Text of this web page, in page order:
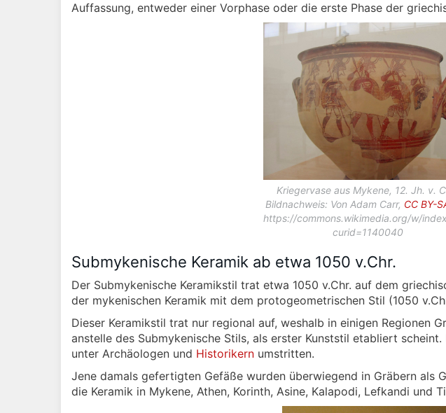
Auffassung, entweder einer Vorphase oder die erste Phase der
Kriegervase aus Mykene, 12. Jh. v.
Bildnachweis: Von Adam Carr, CC BY-
https://commons.wikimedia.org/w/
curid=1140040
Submykenische Keramik ab etwa 1050 v.Chr.
Der Submykenische Keramikstil trat etwa 1050 v.Chr. auf dem
der mykenischen Keramik mit dem protogeometrischen Stil (1050
Dieser Keramikstil trat nur regional auf, weshalb in einigen Regionen
anstelle des Submykenische Stils, als erster Kunststil etabliert
unter Archäologen und Historikern umstritten.
Jene damals gefertigten Gefäße wurden überwiegend in Gräbern als
die Keramik in Mykene, Athen, Korinth, Asine, Kalapodi, Lefkandi und